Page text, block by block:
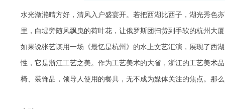
水光潋滟晴方好，清风入户盛宴开。若把西湖比西子，湖光秀色
里，白堤旁随风飘曳的荷叶花，让俄罗斯团扫货到手软的杭州大
如果说张艺谋用一场《最忆是杭州》的水上文艺汇演，展现了西
性，它是浙江工艺之美。作为工艺美术的大省，浙江的工艺美术
椅、装饰品，领导人使用的餐具，无不成为媒体关注的焦点。那